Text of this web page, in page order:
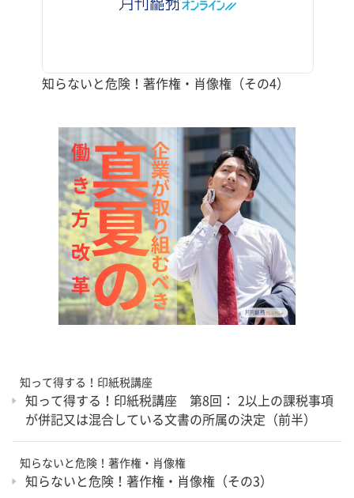
知らないと危険！著作権・肖像権（その4）
知って得する！印紙税講座
知って得する！印紙税講座 第8回： 2以上の課税事項
が併記又は混合している文書の所属の決定（前半）
知らないと危険！著作権・肖像権
知らないと危険！著作権・肖像権（その3）